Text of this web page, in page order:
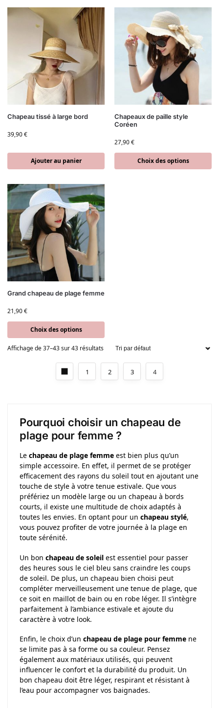
Chapeau tissé à large bord
39,90€
Ajouter au panier
Chapeaux de paille style
Coréen
27,90€
Choix des options
Grand chapeau de plage femme
21,90€
Choix des options
Affichage de 37–43 sur 43 résultats
1 2 3 4
Pourquoi choisir un chapeau de
plage pour femme ?
Le chapeau de plage femme est bien plus qu’un
simple accessoire. En effet, il permet de se protéger
efficacement des rayons du soleil tout en ajoutant une
touche de style à votre tenue estivale. Que vous
préfériez un modèle large ou un chapeau à bords
courts, il existe une multitude de choix adaptés à
toutes les envies. En optant pour un chapeau stylé,
vous pouvez profiter de votre journée à la plage en
toute sérénité.
Un bon chapeau de soleil est essentiel pour passer
des heures sous le ciel bleu sans craindre les coups
de soleil. De plus, un chapeau bien choisi peut
compléter merveilleusement une tenue de plage, que
ce soit en maillot de bain ou en robe léger. Il s’intègre
parfaitement à l’ambiance estivale et ajoute du
caractère à votre look.
Enfin, le choix d’un chapeau de plage pour femme ne
se limite pas à sa forme ou sa couleur. Pensez
également aux matériaux utilisés, qui peuvent
influencer le confort et la durabilité du produit. Un
bon chapeau doit être léger, respirant et résistant à
l’eau pour accompagner vos baignades.